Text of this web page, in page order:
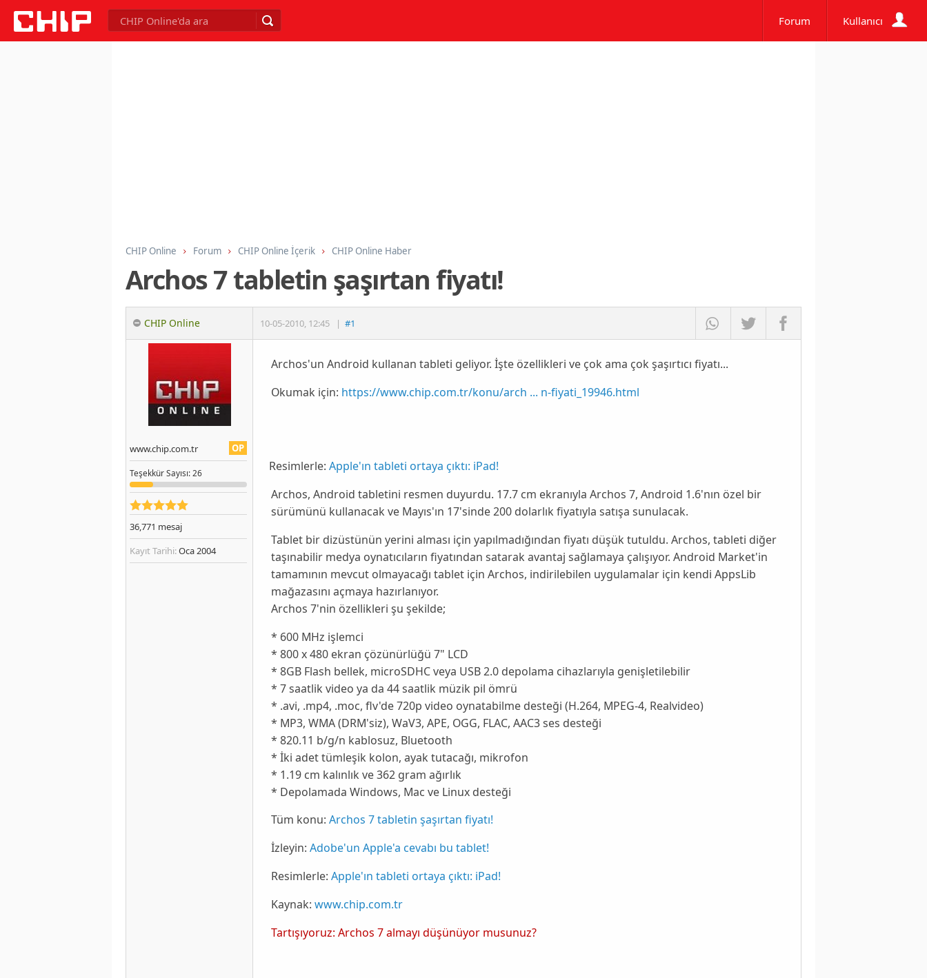
Forum Kullanıcı
CHIP Online Forum CHIP Online İçerik CHIP Online Haber
Archos 7 tabletin şaşırtan fiyatı!
CHIP Online 10-05-2010, 12:45 | #1
OP
www.chip.com.tr
TeşekkürSayısı: 26
36,771 mesaj
Kayıt Tarihi:Oca 2004
Archos'un Android kullanan tableti geliyor. İşte özellikleri ve çok ama çok şaşırtıcı fiyatı...
Okumak için: https://www.chip.com.tr/konu/arch ... n-fiyati_19946.html
Resimlerle: Apple'ın tableti ortaya çıktı: iPad!
Archos, Android tabletini resmen duyurdu. 17.7 cm ekranıyla Archos 7, Android 1.6'nın özel bir
sürümünü kullanacak ve Mayıs'ın 17'sinde 200 dolarlık fiyatıyla satışa sunulacak.
Tablet bir dizüstünün yerini alması için yapılmadığından fiyatı düşük tutuldu. Archos, tableti diğer
taşınabilir medya oynatıcıların fiyatından satarak avantaj sağlamaya çalışıyor. Android Market'in
tamamının mevcut olmayacağı tablet için Archos, indirilebilen uygulamalar için kendi AppsLib
mağazasını açmaya hazırlanıyor.
Archos 7'nin özellikleri şu şekilde;
* 600 MHz işlemci
* 800 x 480 ekran çözünürlüğü 7" LCD
* 8GB Flash bellek, microSDHCveya USB 2.0 depolama cihazlarıyla genişletilebilir
* 7 saatlik video ya da 44 saatlik müzik pil ömrü
* .avi, .mp4, .moc, flv'de 720p video oynatabilme desteği (H.264, MPEG-4, Realvideo)
* MP3, WMA (DRM'siz), WaV3, APE, OGG, FLAC, AAC3 ses desteği
* 820.11 b/g/n kablosuz, Bluetooth
* İki adet tümleşik kolon, ayak tutacağı, mikrofon
* 1.19 cm kalınlık ve 362 gram ağırlık
* Depolamada Windows, Mac ve Linux desteği
Tüm konu: Archos 7 tabletin şaşırtan fiyatı!
İzleyin: Adobe'un Apple'a cevabı bu tablet!
Resimlerle: Apple'ın tableti ortaya çıktı: iPad!
Kaynak: www.chip.com.tr
Tartışıyoruz: Archos 7 almayı düşünüyor musunuz?